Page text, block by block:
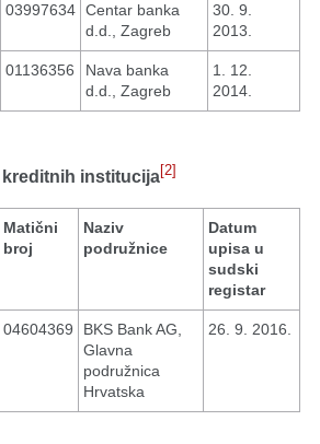
03997634 Centar banka
d.d., Zagreb
30. 9.
2013.
01136356
Nava banka
d.d., Zagreb
1. 12.
2014.
institucija[2]
Matični
broj
Naziv
podružnice
Datum
upisa u
sudski
registar
04604369
BKS Bank AG,
Glavna
podružnica
Hrvatska
26. 9. 2016.